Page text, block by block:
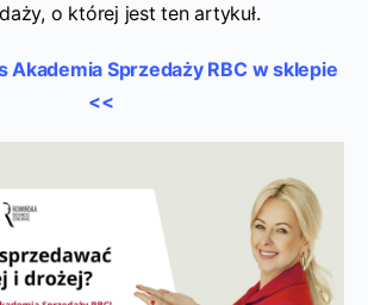
o której jest ten artykuł.
Akademia Sprzedaży RBC w sklepie
<<